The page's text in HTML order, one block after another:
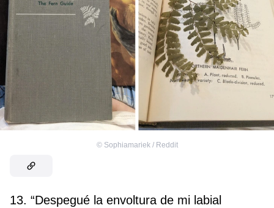
© Sophiamariek / Reddit
13. “Despegué la envoltura de mi labial